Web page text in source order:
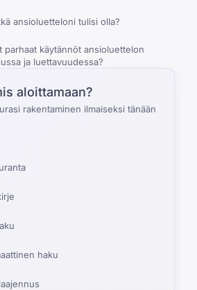
ansioluetteloni tulisi olla?
parhaat käytännöt ansioluettelon
ja luettavuudessa?
aloittamaan?
rakentaminen ilmaiseksi tänään
haku